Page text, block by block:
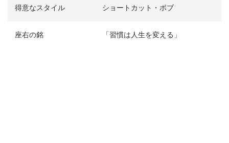
得意なスタイル ショートカット・ボブ
座右の銘 「習慣は人生を変える」